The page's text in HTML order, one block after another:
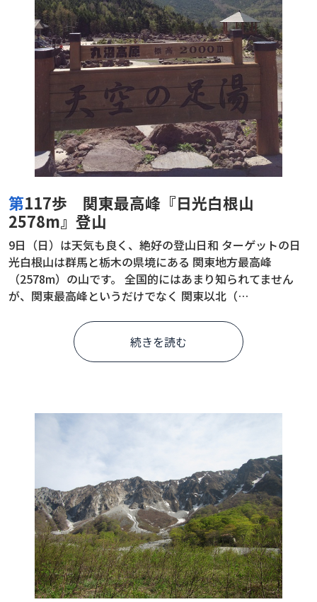
第117歩 関東最高峰『日光白根山
2578m』登山
9日（日）は天気も良く、絶好の登山日和 ターゲットの日
光白根山は群馬と栃木の県境にある 関東地方最高峰
（2578m）の山です。 全国的にはあまり知られてません
が、関東最高峰というだけでなく 関東以北（…
続きを読む